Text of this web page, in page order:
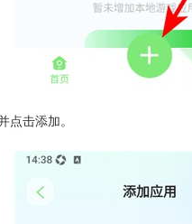
点击添加。